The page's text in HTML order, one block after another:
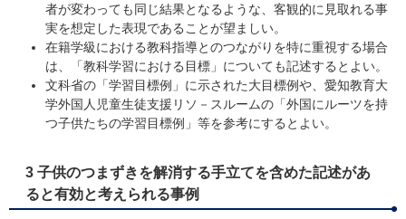
者が変わっても同じ結果となるような、客観的に見取れる事
実を想定した表現であることが望ましい。
在籍学級における教科指導とのつながりを特に重視する場合
は、「教科学習における目標」についても記述するとよい。
文科省の「学習目標例」に示された大目標例や、愛知教育大
学外国人児童生徒支援リソ－スルームの「外国にルーツを持
つ子供たちの学習目標例」等を参考にするとよい。
3 子供のつまずきを解消する手立てを含めた記述があ
ると有効と考えられる事例